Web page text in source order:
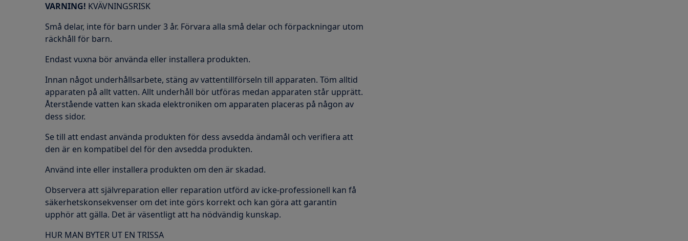
VARNING! KVÄVNINGSRISK
Små delar, inte för barn under 3 år. Förvara alla små delar och förpackningar utom
räckhåll för barn.
Endast vuxna bör använda eller installera produkten.
Innan något underhållsarbete, stäng av vattentillförseln till apparaten. Töm alltid
apparaten på allt vatten. Allt underhåll bör utföras medan apparaten står upprätt.
Återstående vatten kan skada elektroniken om apparaten placeras på någon av
dess sidor.
Se till att endast använda produkten för dess avsedda ändamål och verifiera att
den är en kompatibel del för den avsedda produkten.
Använd inte eller installera produkten om den är skadad.
Observera att självreparation eller reparation utförd av icke-professionell kan få
säkerhetskonsekvenser om det inte görs korrekt och kan göra att garantin
upphör att gälla. Det är väsentligt att ha nödvändig kunskap.
HUR MAN BYTER UT EN TRISSA